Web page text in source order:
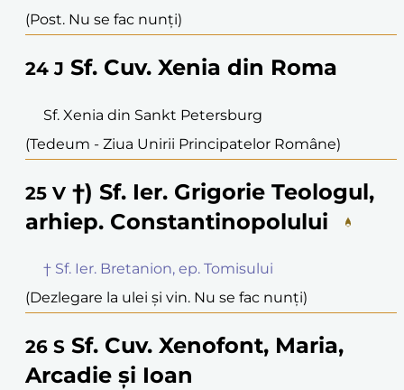
(Post. Nu se fac nunți)
24 J Sf. Cuv. Xenia din Roma
Sf. Xenia din Sankt Petersburg
(Tedeum - Ziua Unirii Principatelor Române)
25 V †) Sf. Ier. Grigorie Teologul,
arhiep. Constantinopolului
† Sf. Ier. Bretanion, ep. Tomisului
(Dezlegare la ulei și vin. Nu se fac nunți)
26 S Sf. Cuv. Xenofont, Maria,
Arcadie și Ioan